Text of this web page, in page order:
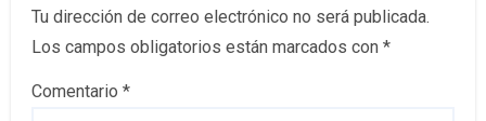
Tu dirección de correo electrónico no será publicada.
Los campos obligatorios están marcados con *
Comentario *